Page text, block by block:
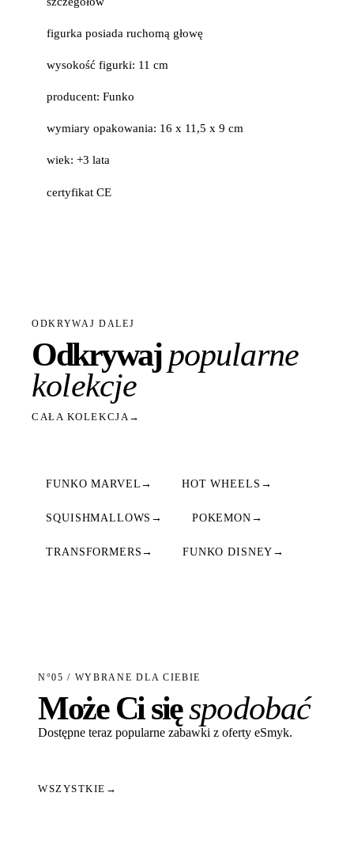
figurka posiada ruchomą głowę
wysokość figurki: 11 cm
producent: Funko
wymiary opakowania: 16 x 11,5 x 9 cm
wiek: +3 lata
certyfikat CE
ODKRYWAJ DALEJ
Odkrywajpopularne
kolekcje
CAŁA KOLEKCJA →
FUNKO MARVEL → HOT WHEELS →
SQUISHMALLOWS → POKEMON →
TRANSFORMERS → FUNKO DISNEY →
N°05 / WYBRANE DLA CIEBIE
Może Ci sięspodobać
Dostępne teraz popularne zabawki z oferty eSmyk.
WSZYSTKIE →